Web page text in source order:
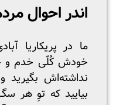
اندر احوال
ما در پریکاریا
خودش کُلّی خدم و
نداشته‌اش بگیرید
بیایید که توِ هر